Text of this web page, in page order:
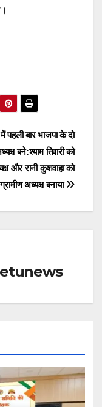
पहली बार भाजपा के दो
बने:श्याम तिवारी को
और रानी कुशवाहा को
ग्रामीण अध्यक्ष बनाया